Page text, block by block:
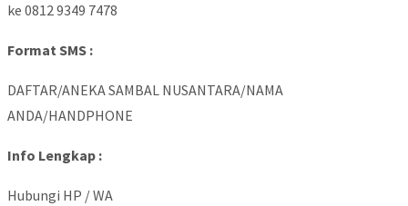
ke 0812 9349 7478
Format SMS :
DAFTAR/ANEKA SAMBAL NUSANTARA/NAMA
ANDA/HANDPHONE
Info Lengkap :
Hubungi HP / WA